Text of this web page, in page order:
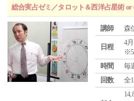
総合実占ゼミ／タロット＆西洋占星術
講師 森
日程
4
時間
毎
回数
全